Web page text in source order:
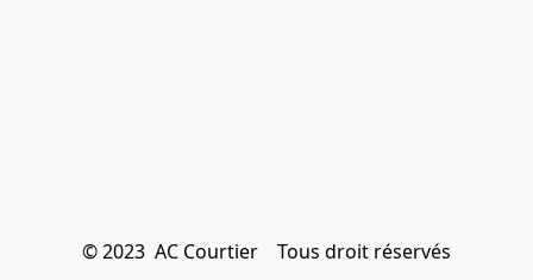
© 2023  AC Courtier    Tous droit réservés